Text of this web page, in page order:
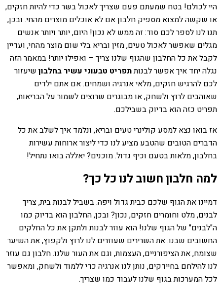
היי לכולם! בטח שמעתם פעם שצריך לאכול בשר כדי להיות חזקים,
או שקשה למצוא מספיק חלבון אם לא אוכלים מוצרים מהחי. ובכן,
תנו לנו לספר לכם סוד: זה ממש לא נכון! היום, יותר ויותר אנשים
מגלים שאפשר לאכול טעים, מזין ובריא בלי שום מוצר מהחי, ועדיין
לקבל את כל החלבון שהגוף שלנו צריך – ואפילו יותר! במאמר הזה
נגלה יחד איך אפשר לבנותתפריט טבעוני עשיר בחלבון שיעזור
לכם להרגיש חזקים, מלאי אנרגיה ושמחים. אם אתם ילדים
שאוהבים לרוץ ולשחק, או מבוגרים שרוצים לשמור על הבריאות,
תפריט כזה הוא בדיוק בשבילכם.
אז בואו נצא למסע קולינרי טעים ובריא, ונלמד איך לשלב את כל
הדברים הטובים שהטבע מציע לנו כדי ליצור ארוחות עשירות
בחלבון, מלאות בטעם וכיף גדול. מוכנים? יאללה בואו נתחיל!
למה חלבון חשוב לנו כל כך?
דמיינו את הגוף שלכם כבית גדול ויפה. בשביל לבנות בית, צריך
לבנים, מלט וחומרים חזקים, נכון? ובכן, החלבון הוא בדיוק כמו
ה"לבנים" של הגוף שלנו! הוא עוזר לבנות ולתקן את כל החלקים
החשובים שבנו: את השרירים שעוזרים לנו לרוץ ולקפוץ, את השיער
שצומח, את הציפורניים, העצמות, וגם את העור שלנו. חלבון גם עוזר
לנו להילחם בחיידקים, נותן לנו אנרגיה כדי ללמוד ולשחק, ומאפשר
לכל המערכות בגוף שלנו לעבוד כמו שצריך.